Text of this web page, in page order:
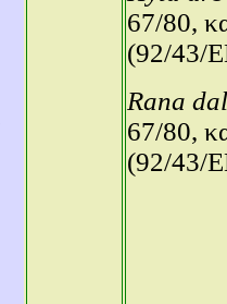
67/80,
(92/43/
Rana
67/80,
(92/43/